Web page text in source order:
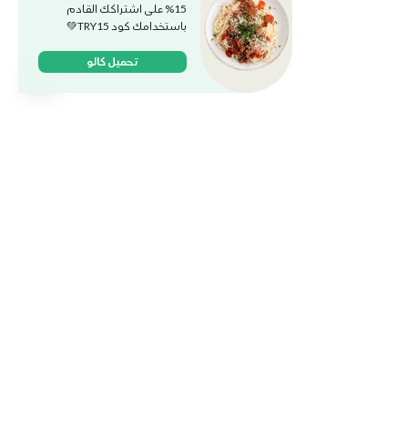
15% على اشتراكك القادم
باستخدامك كود TRY15💚
تحميل كالو